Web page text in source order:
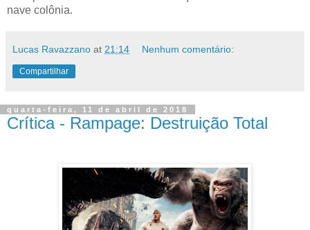
nave colônia.
Lucas Ravazzano at 21:14 Nenhum comentário:
Compartilhar
quarta-feira, 11 de abril de 2018
Crítica - Rampage: Destruição Total